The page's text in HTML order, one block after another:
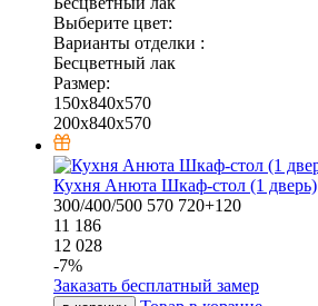
Выберите цвет:
Варианты отделки :
Бесцветный лак
Размер:
150x840x570
200x840x570
Кухня Анюта Шкаф-стол (1 дверь)
300/400/500 570 720+120
11 186
12 028
-7%
Заказать бесплатный замер